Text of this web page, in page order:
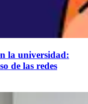
la universidad:
de las redes